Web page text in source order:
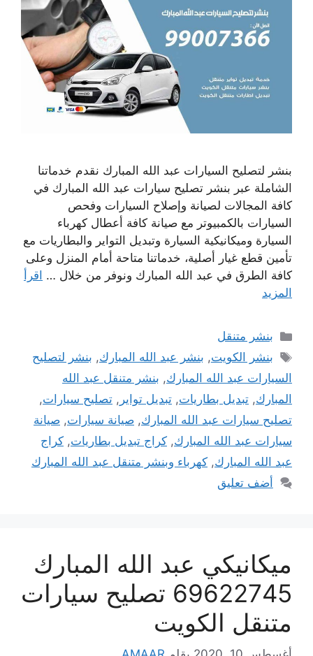
بنشر لتصليح السيارات عبد الله المبارك نقدم خدماتنا
الشاملة عبر بنشر تصليح سيارات عبد الله المبارك في
كافة المجالات لصيانة وإصلاح السيارات وفحص
السيارات بالكمبيوتر مع صيانة كافة أعطال كهرباء
السيارة وميكانيكية السيارة وتبديل التواير والبطاريات مع
تأمين قطع غيار أصلية، خدماتنا متاحة أمام المنزل وعلى
كافة الطرق في عبد الله المبارك ونوفر من خلال … اقرأ
المزيد
التصنيفات
بنشر متنقل
الوسوم
بنشر الكويت, بنشر عبد الله المبارك, بنشر لتصليح
السيارات عبد الله المبارك, بنشر متنقل عبد الله
المبارك, تبديل بطاريات, تبديل تواير , تصليح سيارات,
تصليح سيارات عبد الله المبارك, صيانة سيارات, صيانة
سيارات عبد الله المبارك, كراج تبديل بطاريات, كراج
عبد الله المبارك, كهرباء وبنشر متنقل عبد الله المبارك
أضف تعليق
ميكانيكي عبد الله المبارك
69622745 تصليح سيارات
متنقل الكويت